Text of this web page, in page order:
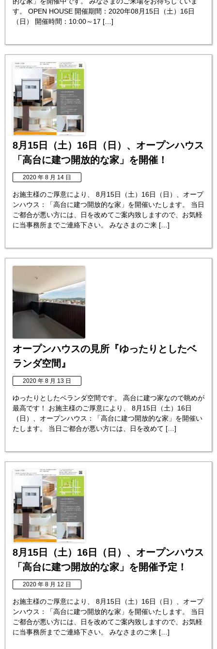
す。 OPEN HOUSE 開催期間：2020年08月15日（土）16日
（日） 開催時間：10:00～17 […]
8月15日（土）16日（日）、オープンハウス
「高台に建つ開放的な家」を開催！
2020 年 8 月 14 日
お施主様のご厚意により、 8月15日（土）16日（日）、オープ
ンハウス：「高台に建つ開放的な家」を開催いたします。 当日
ご都合が悪い方には、日を改めてご案内致しますので、お気軽
に当事務所までご連絡下さい。 みなさまのご来 […]
オープンハウスの見所『ゆったりとしたベ
ランダ空間』
2020 年 8 月 13 日
ゆったりとしたベランダ空間です。 高台に建つ家なので眺めが
最高です！ お施主様のご厚意により、 8月15日（土）16日
（日）、オープンハウス：「高台に建つ開放的な家」を開催い
たします。 当日ご都合が悪い方には、日を改めて […]
8月15日（土）16日（日）、オープンハウス
「高台に建つ開放的な家」を開催予定！
2020 年 8 月 12 日
お施主様のご厚意により、 8月15日（土）16日（日）、オープ
ンハウス：「高台に建つ開放的な家」を開催いたします。 当日
ご都合が悪い方には、日を改めてご案内致しますので、お気軽
に当事務所までご連絡下さい。 みなさまのご来 […]